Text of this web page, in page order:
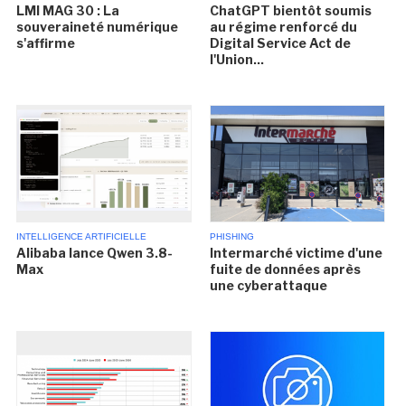
LMI MAG 30 : La
souveraineté numérique
s'affirme
ChatGPT bientôt soumis
au régime renforcé du
Digital Service Act de
l'Union...
INTELLIGENCE ARTIFICIELLE
Alibaba lance Qwen 3.8-
Max
PHISHING
Intermarché victime d'une
fuite de données après
une cyberattaque